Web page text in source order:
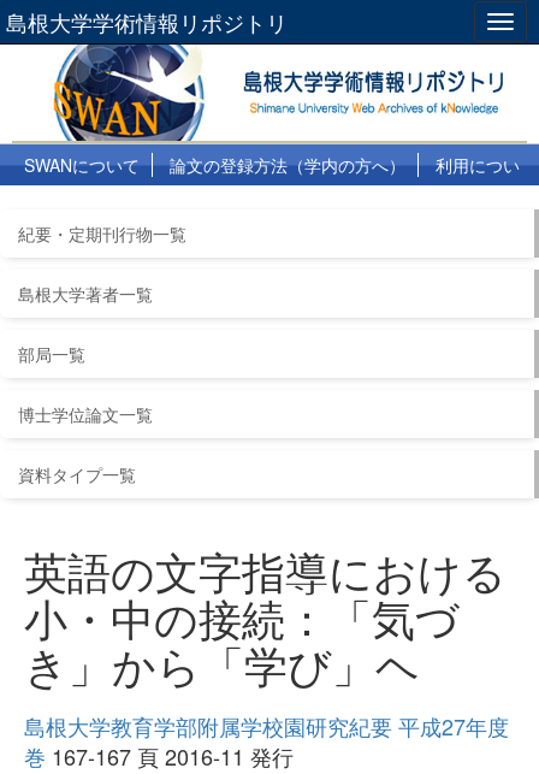
島根大学学術情報リポジトリ
SWANについて 論文の登録方法（学内の方へ）
利用につい
紀要・定期刊行物一覧
島根大学著者一覧
部局一覧
博士学位論文一覧
資料タイプ一覧
英語の文字指導における
小・中の接続：「気づ
き」から「学び」ヘ
島根大学教育学部附属学校園研究紀要 平成27年度
巻 167-167 頁 2016-11 発行